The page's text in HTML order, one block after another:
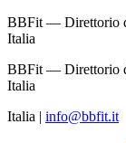
BBFit — Direttorio
Italia
BBFit — Direttorio
Italia
Italia | info@bbfit.it